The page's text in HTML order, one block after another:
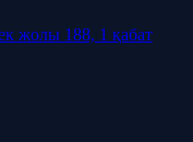
жолы 188, 1 қабат